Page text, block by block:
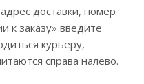
доставки, номер
к заказу» введите
курьеру,
справа налево.